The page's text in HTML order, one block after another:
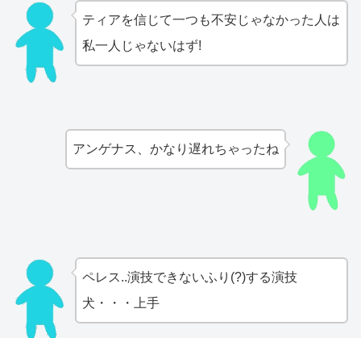
ティアを信じて一つも不安じゃなかった人は
私一人じゃないはず!
アンゲナス、かなり遅れちゃったね
ペレス..演技できないふり(?)する演技
犬・・・上手